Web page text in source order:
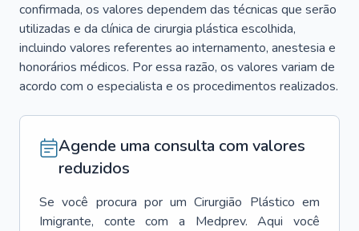
confirmada, os valores dependem das técnicas que serão
utilizadas e da clínica de cirurgia plástica escolhida,
incluindo valores referentes ao internamento, anestesia e
honorários médicos. Por essa razão, os valores variam de
acordo com o especialista e os procedimentos realizados.
Agende uma consulta com valores
reduzidos
Se você procura por um Cirurgião Plástico em
Imigrante, conte com a Medprev. Aqui você